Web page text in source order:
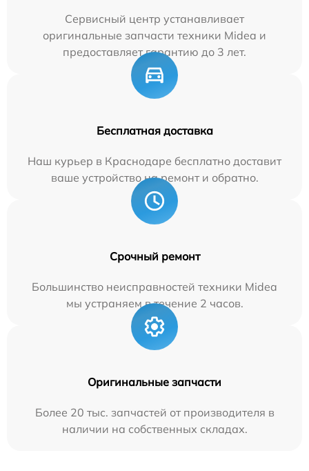
Сервисный центр устанавливает
оригинальные запчасти техники Midea и
предоставляет гарантию до 3 лет.
Бесплатная доставка
Наш курьер в Краснодаре бесплатно доставит
ваше устройство на ремонт и обратно.
Срочный ремонт
Большинство неисправностей техники Midea
мы устраняем в течение 2 часов.
Оригинальные запчасти
Более 20 тыс. запчастей от производителя в
наличии на собственных складах.